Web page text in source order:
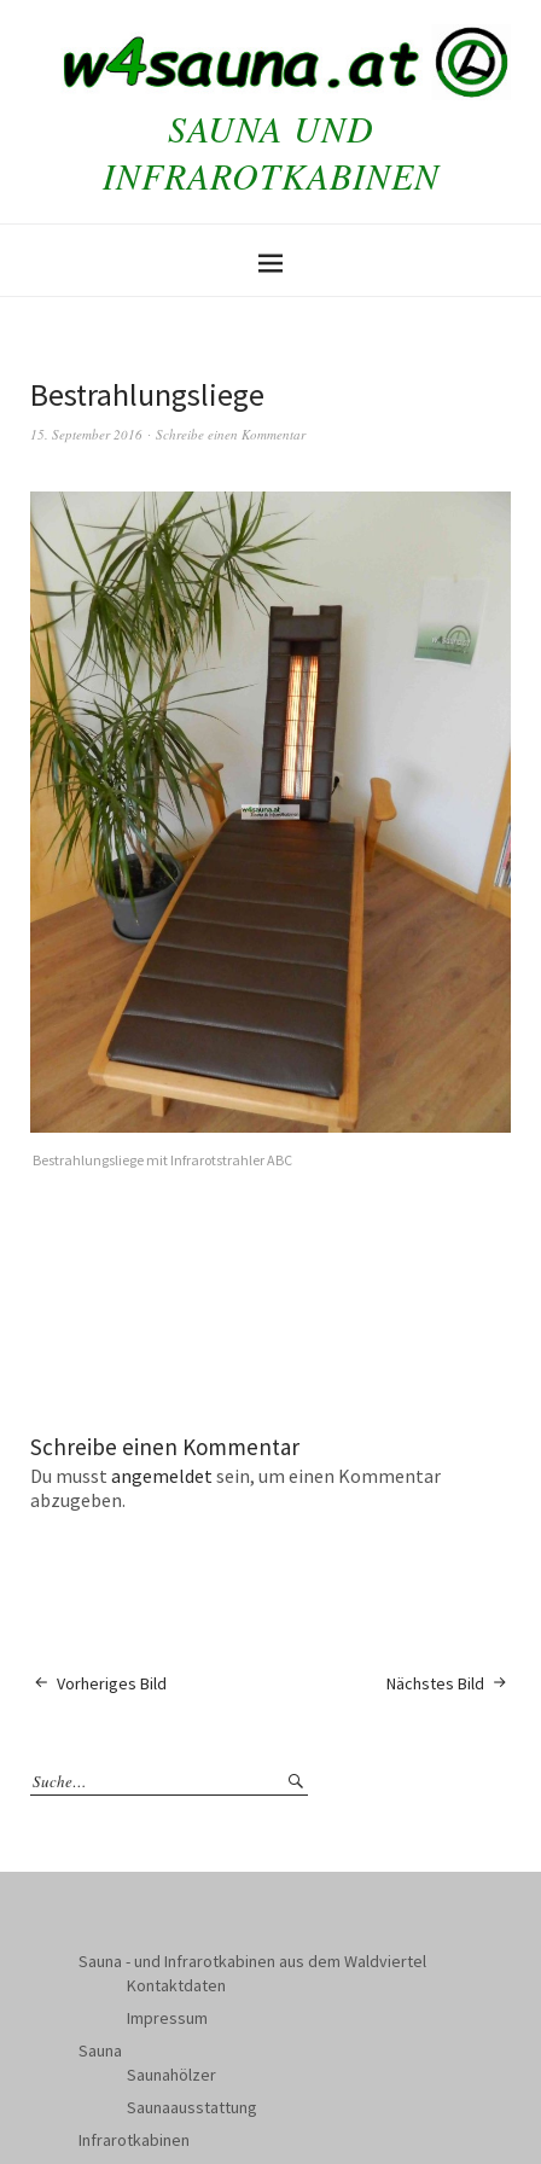
SAUNA UND
INFRAROTKABINEN
Bestrahlungsliege
15. September 2016 Schreibe einen Kommentar
Bestrahlungsliege mit Infrarotstrahler ABC
Schreibe einen Kommentar
Du musst angemeldet sein, um einen Kommentar
abzugeben.
Nächstes Bild
Vorheriges Bild
Sauna - und Infrarotkabinen aus dem Waldviertel
Kontaktdaten
Impressum
Sauna
Saunahölzer
Saunaausstattung
Infrarotkabinen